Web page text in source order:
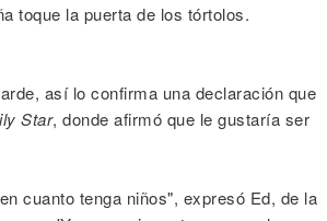
toque la puerta de los tórtolos.
así lo confirma una declaración que
Star, donde afirmó que le gustaría ser
cuanto tenga niños", expresó Ed, de la